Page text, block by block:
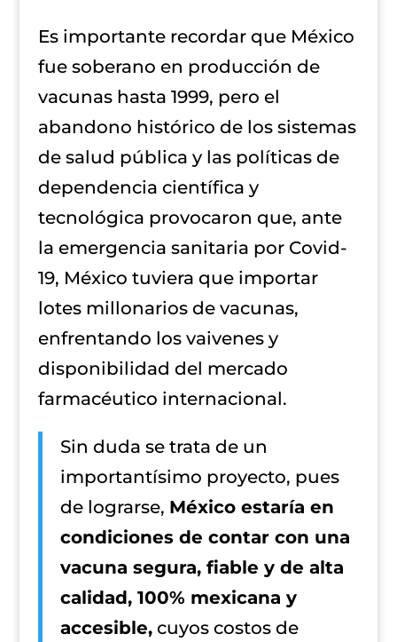
Es importante recordar que México
fue soberano en producción de
vacunas hasta 1999, pero el
abandono histórico de los sistemas
de salud pública y las políticas de
dependencia científica y
tecnológica provocaron que, ante
la emergencia sanitaria por Covid-
19, México tuviera que importar
lotes millonarios de vacunas,
enfrentando los vaivenes y
disponibilidad del mercado
farmacéutico internacional.
Sin duda se trata de un
importantísimo proyecto, pues
de lograrse, México estaría en
condiciones de contar con una
vacuna segura, fiable y de alta
calidad, 100% mexicana y
accesible,cuyos costos de